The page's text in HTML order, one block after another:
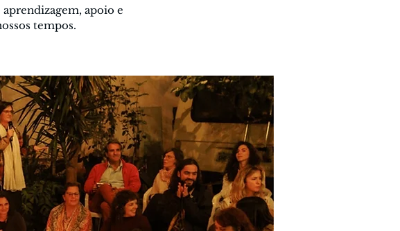
apoio e
tempos.